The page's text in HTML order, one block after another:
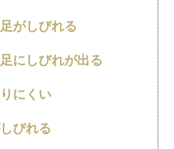
がしびれる
にしびれが出る
にくい
びれる